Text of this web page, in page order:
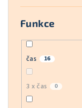
Funkce
čas 16
3 x čas 0